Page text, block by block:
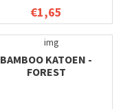
€1,65
BAMBOO KATOEN -
FOREST